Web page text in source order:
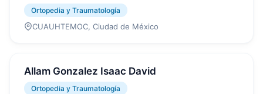
Ortopedia y Traumatología
CUAUHTEMOC, Ciudad de México
Allam Gonzalez Isaac David
Ortopedia y Traumatología